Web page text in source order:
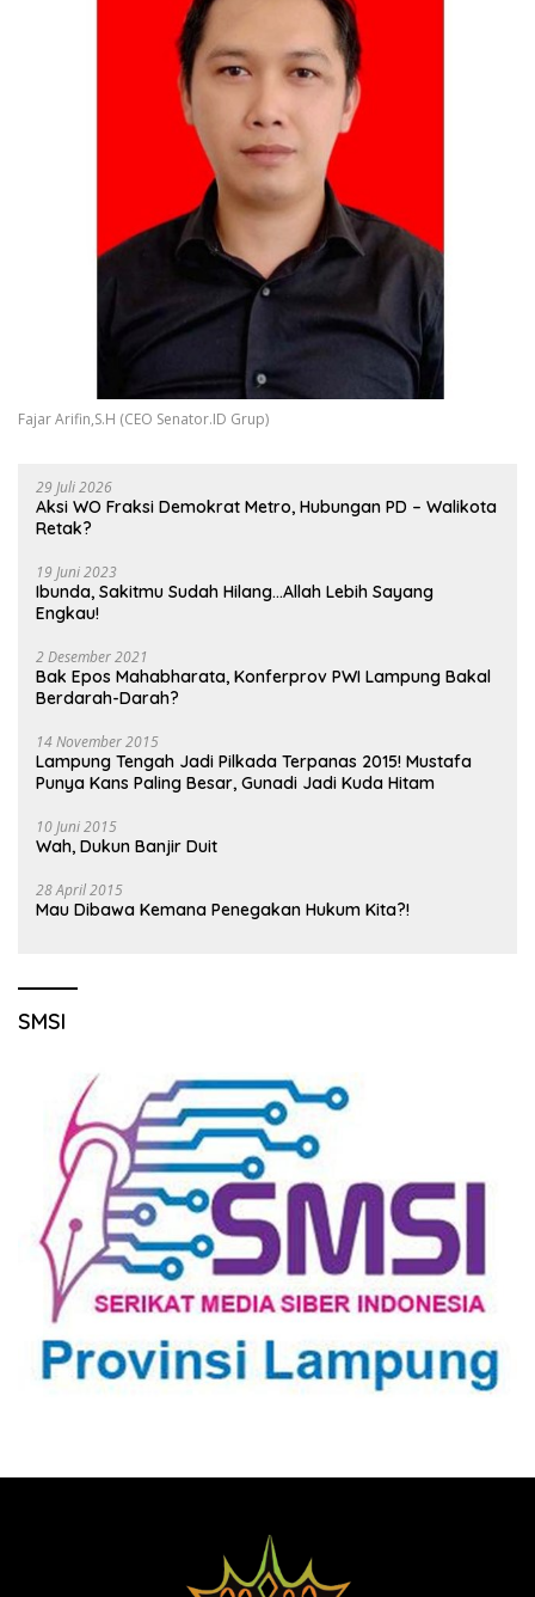
Fajar Arifin,S.H (CEO Senator.ID Grup)
29 Juli 2026
Aksi WO Fraksi Demokrat Metro, Hubungan PD – Walikota
Retak?
19 Juni 2023
Ibunda, Sakitmu Sudah Hilang…Allah Lebih Sayang
Engkau!
2 Desember 2021
Bak Epos Mahabharata, Konferprov PWI Lampung Bakal
Berdarah-Darah?
14 November 2015
Lampung Tengah Jadi Pilkada Terpanas 2015! Mustafa
Punya Kans Paling Besar, Gunadi Jadi Kuda Hitam
10 Juni 2015
Wah, Dukun Banjir Duit
28 April 2015
Mau Dibawa Kemana Penegakan Hukum Kita?!
SMSI